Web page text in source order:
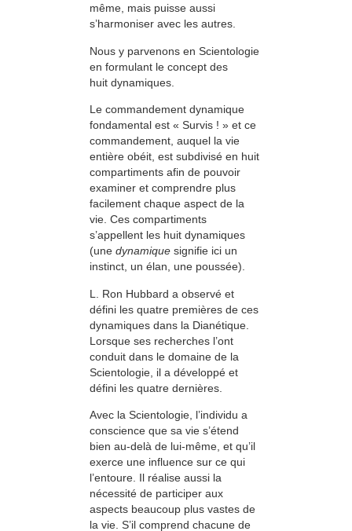
même, mais puisse aussi
s’harmoniser avec les autres.
Nous y parvenons en Scientologie
en formulant le concept des
huit dynamiques.
Le commandement dynamique
fondamental est « Survis ! » et ce
commandement, auquel la vie
entière obéit, est subdivisé en huit
compartiments afin de pouvoir
examiner et comprendre plus
facilement chaque aspect de la
vie. Ces compartiments
s’appellent les huit dynamiques
(une dynamique signifie ici un
instinct, un élan, une poussée).
L. Ron Hubbard a observé et
défini les quatre premières de ces
dynamiques dans la Dianétique.
Lorsque ses recherches l’ont
conduit dans le domaine de la
Scientologie, il a développé et
défini les quatre dernières.
Avec la Scientologie, l’individu a
conscience que sa vie s’étend
bien au-delà de lui-même, et qu’il
exerce une influence sur ce qui
l’entoure. Il réalise aussi la
nécessité de participer aux
aspects beaucoup plus vastes de
la vie. S’il com­prend chacune de